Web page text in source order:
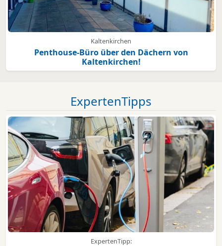
Kaltenkirchen
Penthouse-Büro über den Dächern von
Kaltenkirchen!
ExpertenTipps
ExpertenTipp: